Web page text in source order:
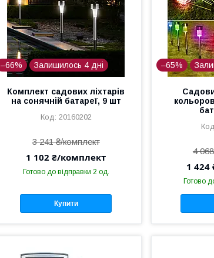
–66% Залишилось 4 дні
Комплект садових ліхтарів
на сонячній батареї, 9 шт
20160202
3 241 ₴/комплект
1 102 ₴/комплект
Готово до відправки 2 од.
Купити
–65%
4
1 424
Готово